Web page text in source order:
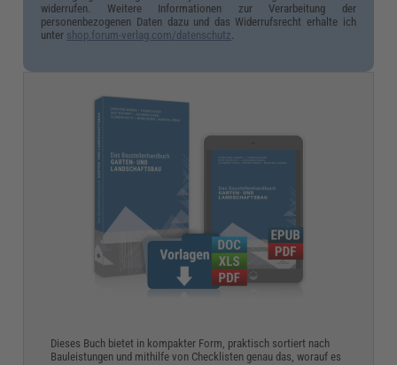
widerrufen. Weitere Informationen zur Verarbeitung der
personenbezogenen Daten dazu und das Widerrufsrecht erhalte ich
unter shop.forum-verlag.com/datenschutz.
Dieses Buch bietet in kompakter Form, praktisch sortiert nach
Bauleistungen und mithilfe von Checklisten genau das, worauf es